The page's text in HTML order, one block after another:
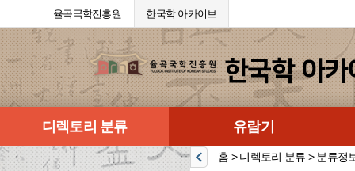
율곡국학진흥원 한국학 아카이브
디렉토리 분류 유람기
홈 > 디렉토리 분류 > 분류정